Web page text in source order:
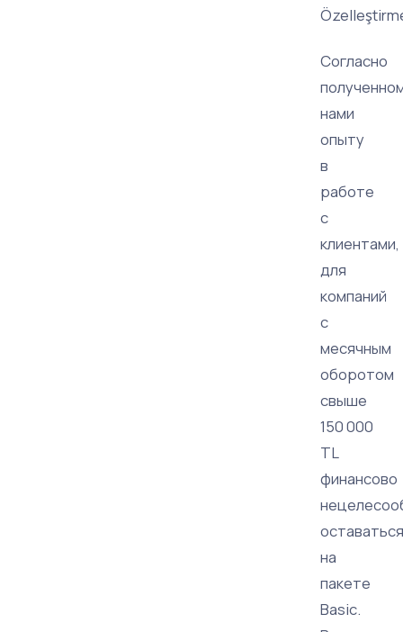
Согласно
нами
опыту
в
работе
с
клиентами,
для
компаний
с
месячным
оборотом
свыше
150 000
TL
финансово
оставаться
на
пакете
Basic.